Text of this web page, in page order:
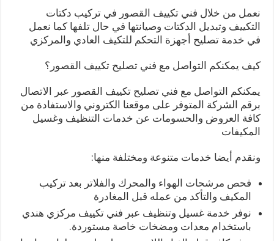
نعمل من خلال فني تكييف القصور في تركيب دكتات
التكييف وتبديل الدكتات وصيانتها في حال تلفها كما نعمل
في خدمة تصليح أجهزة التحكم للتكيف العادي والمركزي
كيف يمكنكم التواصل مع فني تصليح تكييف القصور؟
يمكنكم التواصل مع فني تصليح تكييف القصور عبر الاتصال
برقم الشركة المتوفر على موقعنا الكتروني والاستفادة من
كافة العروض والحسومات عن خدمات التنظيف وغسيل
المكيفات
ونقدم أيضا خدمات متنوعة ومختلفة منها:
فحص مرشحات الهواء والمحرك والفلاتر بعد تركيب
المكيف والتأكد من عمله قبل المغادرة
نوفر خدمة غسيل وتنظيف عبر فني تكييف مركزي هندي
باستخدام معدات ومضخات خاصة مستوردة.